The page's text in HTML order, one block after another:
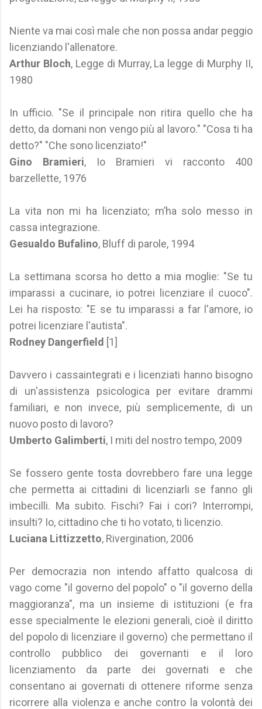
Niente va mai così male che non possa andar peggio
licenziando l'allenatore.
Arthur Bloch, Legge di Murray, La legge di Murphy II,
1980
In ufficio. "Se il principale non ritira quello che ha
detto, da domani non vengo più al lavoro." "Cosa ti ha
detto?" "Che sono licenziato!"
Gino Bramieri, Io Bramieri vi racconto 400
barzellette, 1976
La vita non mi ha licenziato; m’ha solo messo in
cassa integrazione.
Gesualdo Bufalino, Bluff di parole, 1994
La settimana scorsa ho detto a mia moglie: "Se tu
imparassi a cucinare, io potrei licenziare il cuoco".
Lei ha risposto: "E se tu imparassi a far l'amore, io
potrei licenziare l'autista".
Rodney Dangerfield [1]
Davvero i cassaintegrati e i licenziati hanno bisogno
di un'assistenza psicologica per evitare drammi
familiari, e non invece, più semplicemente, di un
nuovo posto di lavoro?
Umberto Galimberti, I miti del nostro tempo, 2009
Se fossero gente tosta dovrebbero fare una legge
che permetta ai cittadini di licenziarli se fanno gli
imbecilli. Ma subito. Fischi? Fai i cori? Interrompi,
insulti? Io, cittadino che ti ho votato, ti licenzio.
Luciana Littizzetto, Rivergination, 2006
Per democrazia non intendo affatto qualcosa di
vago come "il governo del popolo" o "il governo della
maggioranza", ma un insieme di istituzioni (e fra
esse specialmente le elezioni generali, cioè il diritto
del popolo di licenziare il governo) che permettano il
controllo pubblico dei governanti e il loro
licenziamento da parte dei governati e che
consentano ai governati di ottenere riforme senza
ricorrere alla violenza e anche contro la volontà dei